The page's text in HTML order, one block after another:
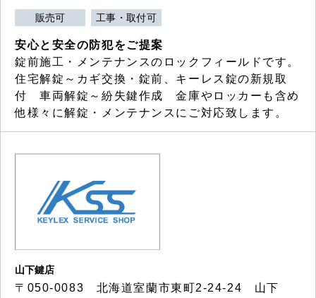
販売可 工事・取付可
安心と安全の防犯をご提案
錠前施工・メンテナンスのロックフィールドです。
住宅解錠～カギ交換・錠前、キーレス錠の新規取
付 車両解錠～紛失鍵作成 金庫やロッカーも含め
他様々に解錠・メンテナンスにご対応致します。
山下鍵店
〒050-0083 北海道室蘭市東町2-24-24 山下